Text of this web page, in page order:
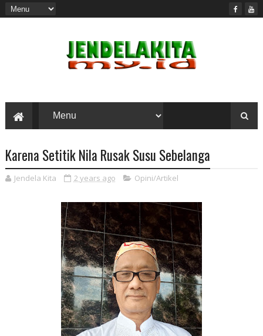
Karena Setitik Nila Rusak Susu Sebelanga
Jendela Kita 2 years ago Opini/Artikel